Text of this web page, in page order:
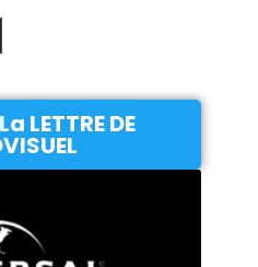
LETTRE DE